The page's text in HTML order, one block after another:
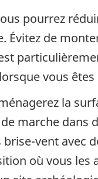
pourrez
Évitez de
vous
la
marche dans
vent avec
où vous les